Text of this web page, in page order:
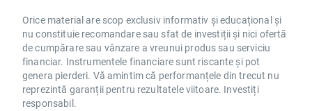
Orice material are scop exclusiv informativ și educațional și
nu constituie recomandare sau sfat de investiții și nici ofertă
de cumpărare sau vânzare a vreunui produs sau serviciu
financiar. Instrumentele financiare sunt riscante și pot
genera pierderi. Vă amintim că performanțele din trecut nu
reprezintă garanții pentru rezultatele viitoare. Investiți
responsabil.